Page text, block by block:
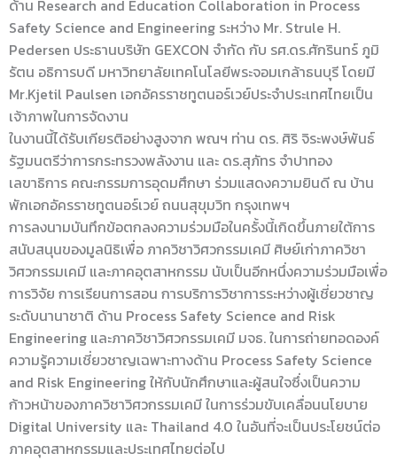
ด้าน Research and Education Collaboration in Process
Safety Science and Engineering ระหว่าง Mr. Strule H.
Pedersen ประธานบริษัท GEXCON จำกัด กับ รศ.ดร.ศักรินทร์ ภูมิ
รัตน อธิการบดี มหาวิทยาลัยเทคโนโลยีพระจอมเกล้าธนบุรี โดยมี
Mr.Kjetil Paulsen เอกอัครราชทูตนอร์เวย์ประจำประเทศไทยเป็น
เจ้าภาพในการจัดงาน
ในงานนี้ได้รับเกียรติอย่างสูงจาก พณฯ ท่าน ดร. ศิริ จิระพงษ์พันธ์
รัฐมนตรีว่าการกระทรวงพลังงาน และ ดร.สุภัทร จำปาทอง
เลขาธิการ คณะกรรมการอุดมศึกษา ร่วมแสดงความยินดี ณ บ้าน
พักเอกอัครราชทูตนอร์เวย์ ถนนสุขุมวิท กรุงเทพฯ
การลงนามบันทึกข้อตกลงความร่วมมือในครั้งนี้เกิดขึ้นภายใต้การ
สนับสนุนของมูลนิธิเพื่อ ภาควิชาวิศวกรรมเคมี ศิษย์เก่าภาควิชา
วิศวกรรมเคมี และภาคอุตสาหกรรม นับเป็นอีกหนึ่งความร่วมมือเพื่อ
การวิจัย การเรียนการสอน การบริการวิชาการระหว่างผู้เชี่ยวชาญ
ระดับนานาชาติ ด้าน Process Safety Science and Risk
Engineering และภาควิชาวิศวกรรมเคมี มจธ. ในการถ่ายทอดองค์
ความรู้ความเชี่ยวชาญเฉพาะทางด้าน Process Safety Science
and Risk Engineering ให้กับนักศึกษาและผู้สนใจซึ่งเป็นความ
ก้าวหน้าของภาควิชาวิศวกรรมเคมี ในการร่วมขับเคลื่อนนโยบาย
Digital University และ Thailand 4.0 ในอันที่จะเป็นประโยชน์ต่อ
ภาคอุตสาหกรรมและประเทศไทยต่อไป